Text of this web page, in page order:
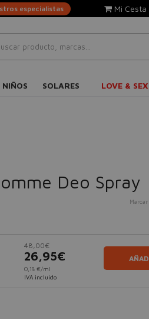
especialistas Mi Cesta
NIÑOS SOLARES LOVE & SEX
Deo Spray
48,00€
26,95€
0,18 €/ml
IVA incluido